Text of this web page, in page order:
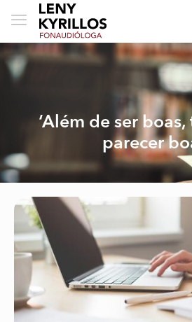
‘Além de ser
parecer